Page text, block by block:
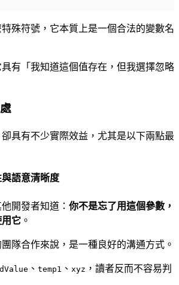
殊符號，它本質上是一個合法的變數名
有「我知道這個值存在，但我選擇忽略
具有不少實際效益，尤其是以下兩點最
語意清晰度
開發者知道： 你不是忘了用這個參數，
它 。
隊合作來說，是一種良好的溝通方式。
、 temp1 、 xyz ，讀者反而不容易判